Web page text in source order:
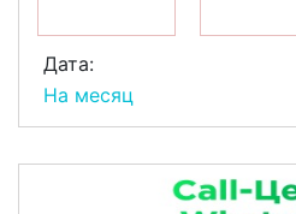
Дата:
На месяц